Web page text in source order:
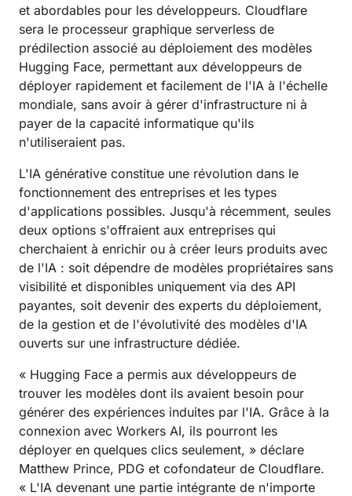
et abordables pour les développeurs. Cloudflare
sera le processeur graphique serverless de
prédilection associé au déploiement des modèles
Hugging Face, permettant aux développeurs de
déployer rapidement et facilement de l'IA à l'échelle
mondiale, sans avoir à gérer d'infrastructure ni à
payer de la capacité informatique qu'ils
n'utiliseraient pas.
L'IA générative constitue une révolution dans le
fonctionnement des entreprises et les types
d'applications possibles. Jusqu'à récemment, seules
deux options s'offraient aux entreprises qui
cherchaient à enrichir ou à créer leurs produits avec
de l'IA : soit dépendre de modèles propriétaires sans
visibilité et disponibles uniquement via des API
payantes, soit devenir des experts du déploiement,
de la gestion et de l'évolutivité des modèles d'IA
ouverts sur une infrastructure dédiée.
« Hugging Face a permis aux développeurs de
trouver les modèles dont ils avaient besoin pour
générer des expériences induites par l'IA. Grâce à la
connexion avec Workers AI, ils pourront les
déployer en quelques clics seulement, » déclare
Matthew Prince, PDG et cofondateur de Cloudflare.
« L'IA devenant une partie intégrante de n'importe